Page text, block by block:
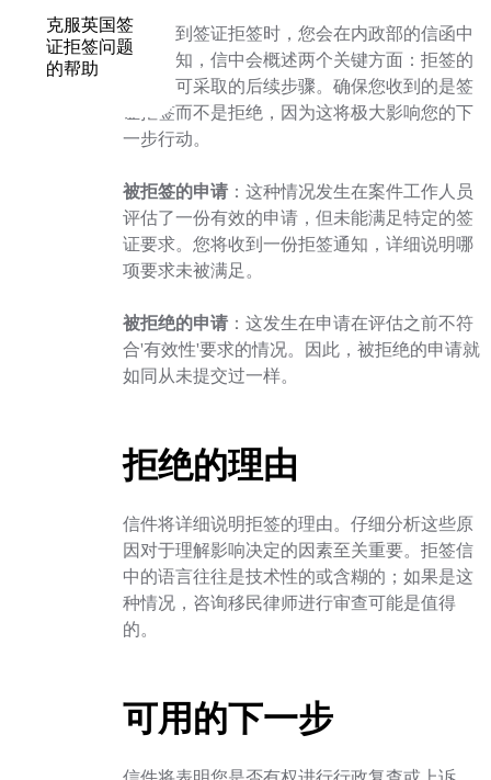
克服英国签
证拒签问题
的帮助
当您收到签证拒签时，您会在内政部的信函中
收到通知，信中会概述两个关键方面：拒签的
原因和可采取的后续步骤。确保您收到的是签
证拒签而不是拒绝，因为这将极大影响您的下
一步行动。
被拒签的申请 ：这种情况发生在案件工作人员
评估了一份有效的申请，但未能满足特定的签
证要求。您将收到一份拒签通知，详细说明哪
项要求未被满足。
被拒绝的申请 ：这发生在申请在评估之前不符
合'有效性'要求的情况。因此，被拒绝的申请就
如同从未提交过一样。
拒绝的理由
信件将详细说明拒签的理由。仔细分析这些原
因对于理解影响决定的因素至关重要。拒签信
中的语言往往是技术性的或含糊的；如果是这
种情况，咨询移民律师进行审查可能是值得
的。
可用的下一步